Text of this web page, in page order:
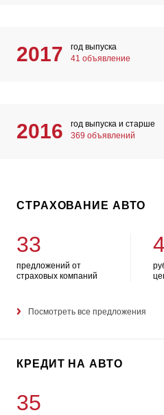
2017
год выпуска
41 объявление
2016
год выпуска и старше
369 объявлений
СТРАХОВАНИЕ АВТО
33
предложений от
страховых компаний
Посмотреть все предложения
КРЕДИТ НА АВТО
35